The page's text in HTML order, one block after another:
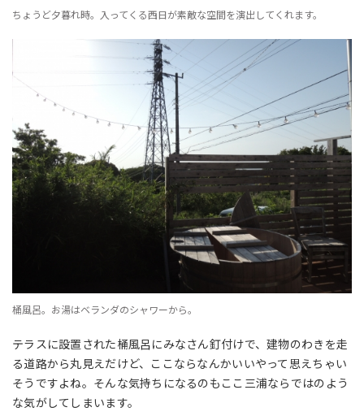
ちょうど夕暮れ時。入ってくる西日が素敵な空間を演出してくれます。
桶風呂。お湯はベランダのシャワーから。
テラスに設置された桶風呂にみなさん釘付けで、建物のわきを走
る道路から丸見えだけど、ここならなんかいいやって思えちゃい
そうですよね。そんな気持ちになるのもここ三浦ならではのよう
な気がしてしまいます。